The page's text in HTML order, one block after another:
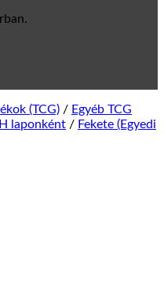
(TCG) / Egyéb TCG
laponként / Fekete (Egyedi